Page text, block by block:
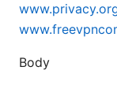
Body